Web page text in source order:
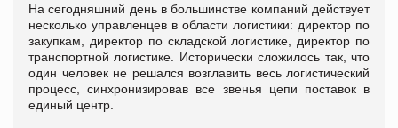
На сегодняшний день в большинстве компаний действует
несколько управленцев в области логистики: директор по
закупкам, директор по складской логистике, директор по
транспортной логистике. Исторически сложилось так, что
один человек не решался возглавить весь логистический
процесс, синхронизировав все звенья цепи поставок в
единый центр.